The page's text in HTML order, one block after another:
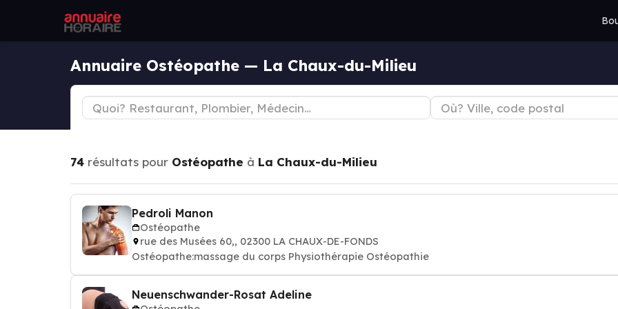
Annuaire Ostéopathe — La Chaux-du-Milieu
74 résultats pour Ostéopathe à La Chaux-du-Milieu
Pedroli Manon
Ostéopathe
rue des Musées 60,, 02300 LA CHAUX-DE-FONDS
Ostéopathe:massage du corps Physiothérapie Ostéopathie
Neuenschwander-Rosat Adeline